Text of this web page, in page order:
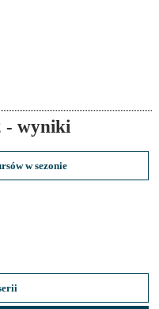
- wyniki
w sezonie